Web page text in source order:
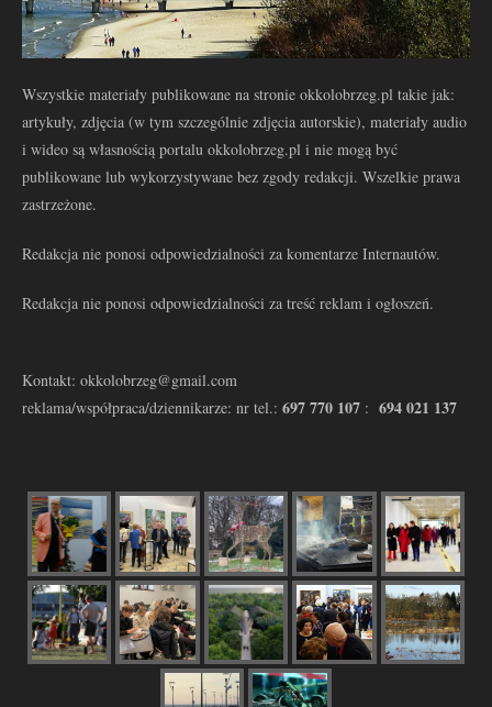
Wszystkie materiały publikowane na stronie okkolobrzeg.pl takie jak:
artykuły, zdjęcia (w tym szczególnie zdjęcia autorskie), materiały audio
i wideo są własnością portalu okkolobrzeg.pl i nie mogą być
publikowane lub wykorzystywane bez zgody redakcji. Wszelkie prawa
zastrzeżone.
Redakcja nie ponosi odpowiedzialności za komentarze Internautów.
Redakcja nie ponosi odpowiedzialności za treść reklam i ogłoszeń.
Kontakt: okkolobrzeg@gmail.com
reklama/współpraca/dziennikarze: nr tel.: 697 770 107 : 694 021 137